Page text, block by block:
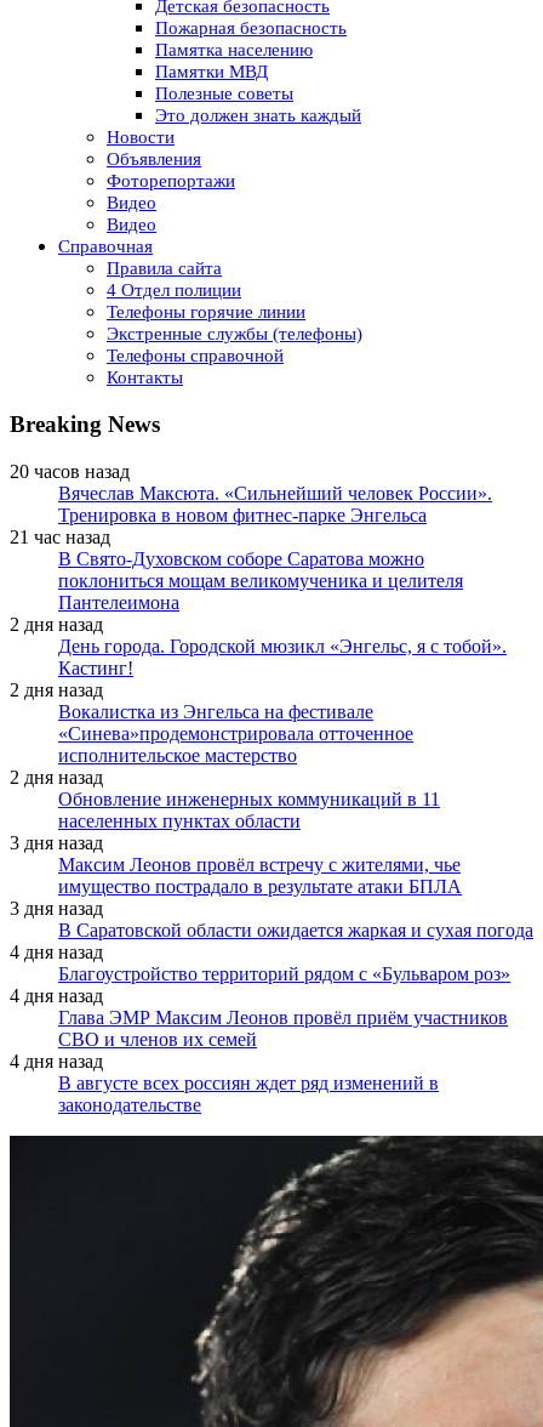
Детская безопасность
Пожарная безопасность
Памятка населению
Памятки МВД
Полезные советы
Это должен знать каждый
Новости
Объявления
Фоторепортажи
Видео
Видео
Справочная
Правила сайта
4 Отдел полиции
Телефоны горячие линии
Экстренные службы (телефоны)
Телефоны справочной
Контакты
Breaking News
20 часов назад
Вячеслав Максюта. «Сильнейший человек России».
Тренировка в новом фитнес-парке Энгельса
21 час назад
В Свято-Духовском соборе Саратова можно
поклониться мощам великомученика и целителя
Пантелеимона
2 дня назад
День города. Городской мюзикл «Энгельс, я с тобой».
Кастинг!
2 дня назад
Вокалистка из Энгельса на фестивале
«Синева»продемонстрировала отточенное
исполнительское мастерство
2 дня назад
Обновление инженерных коммуникаций в 11
населенных пунктах области
3 дня назад
Максим Леонов провёл встречу с жителями, чье
имущество пострадало в результате атаки БПЛА
3 дня назад
В Саратовской области ожидается жаркая и сухая погода
4 дня назад
Благоустройство территорий рядом с «Бульваром роз»
4 дня назад
Глава ЭМР Максим Леонов провёл приём участников
СВО и членов их семей
4 дня назад
В августе всех россиян ждет ряд изменений в
законодательстве